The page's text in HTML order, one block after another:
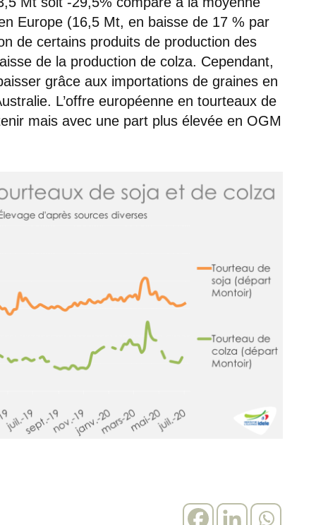
Europe (16,5 Mt, en baisse de 17 % par
de certains produits de production des
de la production de colza. Cependant,
grâce aux importations de graines en
L’offre européenne en tourteaux de
mais avec une part plus élevée en OGM